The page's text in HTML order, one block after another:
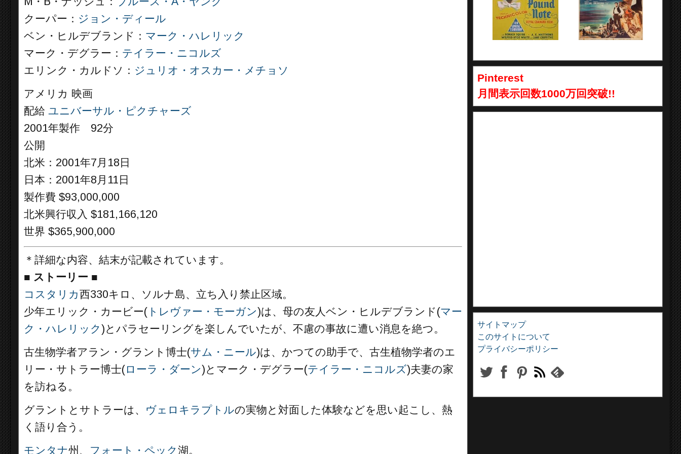
クーパー： ジョン・ディール
ベン・ヒルデブランド： マーク・ハレリック
マーク・デグラー： テイラー・ニコルズ
エリンク・カルドソ： ジュリオ・オスカー・メチョソ
アメリカ 映画
配給 ユニバーサル・ピクチャーズ
2001年製作 92分
公開
北米：2001年7月18日
日本：2001年8月11日
製作費 $93,000,000
北米興行収入 $181,166,120
世界 $365,900,000
＊詳細な内容、結末が記載されています。
■ ストーリー ■
コスタリカ西330キロ、ソルナ島、立ち入り禁止区域。
少年エリック・カービー( トレヴァー・モーガン)は、母の友人ベン・ヒルデブランド(マー
ク・ハレリック)とパラセーリングを楽しんでいたが、不慮の事故に遭い消息を絶つ。
古生物学者アラン・グラント博士(サム・ニール)は、かつての助手で、古生植物学者のエ
リー・サトラー博士(ローラ・ダーン)とマーク・デグラー(テイラー・ニコルズ)夫妻の家
を訪ねる。
グラントとサトラーは、 ヴェロキラプトルの実物と対面した体験などを思い起こし、熱
く語り合う。
モンタナ州、 フォート・ペック湖。
Pinterest
月間表示回数1000万回突破!!
サイトマップ
このサイトについて
プライバシーポリシー